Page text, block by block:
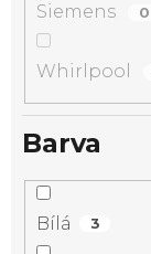
Siemens 0
Whirlpool
Barva
Bílá 3